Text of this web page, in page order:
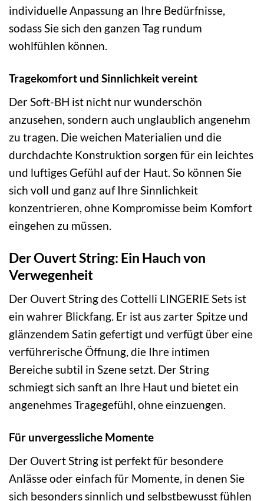
individuelle Anpassung an Ihre Bedürfnisse,
sodass Sie sich den ganzen Tag rundum
wohlfühlen können.
Tragekomfort und Sinnlichkeit vereint
Der Soft-BH ist nicht nur wunderschön
anzusehen, sondern auch unglaublich angenehm
zu tragen. Die weichen Materialien und die
durchdachte Konstruktion sorgen für ein leichtes
und luftiges Gefühl auf der Haut. So können Sie
sich voll und ganz auf Ihre Sinnlichkeit
konzentrieren, ohne Kompromisse beim Komfort
eingehen zu müssen.
Der Ouvert String: Ein Hauch von
Verwegenheit
Der Ouvert String des Cottelli LINGERIE Sets ist
ein wahrer Blickfang. Er ist aus zarter Spitze und
glänzendem Satin gefertigt und verfügt über eine
verführerische Öffnung, die Ihre intimen
Bereiche subtil in Szene setzt. Der String
schmiegt sich sanft an Ihre Haut und bietet ein
angenehmes Tragegefühl, ohne einzuengen.
Für unvergessliche Momente
Der Ouvert String ist perfekt für besondere
Anlässe oder einfach für Momente, in denen Sie
sich besonders sinnlich und selbstbewusst fühlen